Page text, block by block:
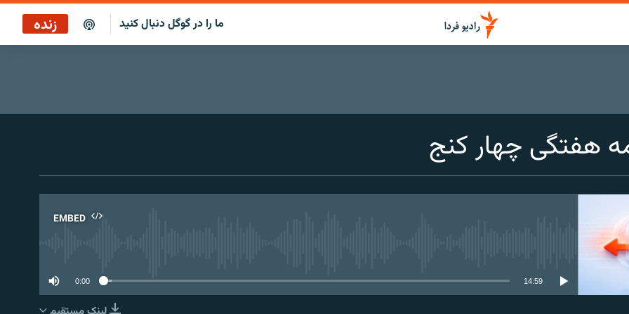
ما را در گوگل دنبال کنید زنده
هفتگی چهار کنج
EMBED
0:00 14:59